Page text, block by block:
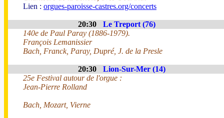
Lien : orgues-paroisse-castres.org/concerts
20:30
Le Treport (76)
140e de Paul Paray (1886-1979).
François Lemanissier
Bach, Franck, Paray, Dupré, J. de la Presle
20:30
Lion-Sur-Mer (14)
25e Festival autour de l'orgue :
Jean-Pierre Rolland
Bach, Mozart, Vierne